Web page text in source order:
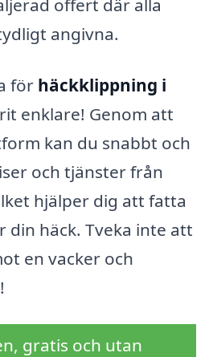
offert där alla
angivna.
för häckklippning i
enklare! Genom att
kan du snabbt och
och tjänster från
hjälper dig att fatta
din häck. Tveka inte att
en vacker och
gratis och utan